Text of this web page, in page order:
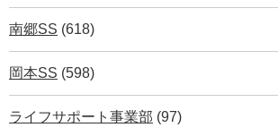
南郷SS (618)
岡本SS (598)
ライフサポート事業部 (97)